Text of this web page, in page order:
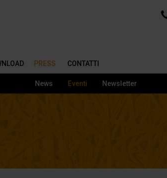
PRESS
News Eventi Newsletter
CONTATTI